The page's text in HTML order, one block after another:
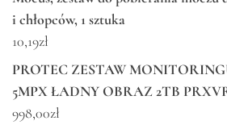
i chłopców, 1 sztuka
10,19zł
PROTEC ZESTAW
5MPX ŁADNY OBRAZ 2TB
998,00zł